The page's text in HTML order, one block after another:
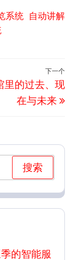
系统 自动讲解
下
一
下一个
里的过去、现
在与未来
的智能服